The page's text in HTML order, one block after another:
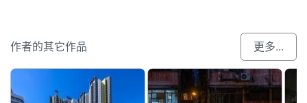
作者的其它作品 更多...